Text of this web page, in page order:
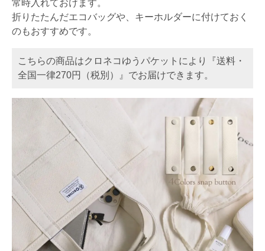
常時入れておけます。
折りたたんだエコバッグや、キーホルダーに付けておく
のもおすすめです。
こちらの商品はクロネコゆうパケットにより『送料・
全国一律270円（税別）』でお届けできます。